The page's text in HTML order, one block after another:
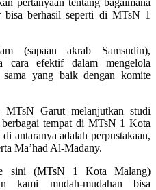
bisa berhasil seperti di MTsN 1
(sapaan akrab Samsudin),
cara efektif dalam mengelola
yang baik dengan komite
Garut melanjutkan studi
tempat di MTsN 1 Kota
antaranya adalah perpustakaan,
Ma’had Al-Madany.
sini (MTsN 1 Kota Malang)
kami mudah-mudahan bisa